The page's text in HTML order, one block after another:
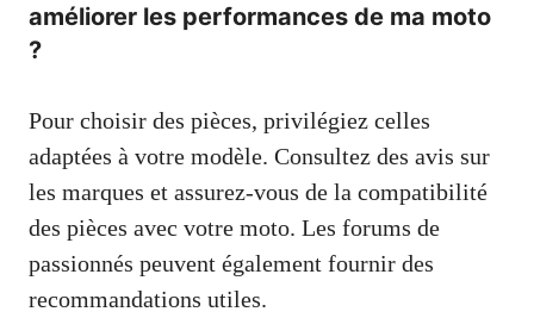
améliorer les performances de ma moto
?
Pour choisir des pièces, privilégiez celles
adaptées à votre modèle. Consultez des avis sur
les marques et assurez-vous de la compatibilité
des pièces avec votre moto. Les forums de
passionnés peuvent également fournir des
recommandations utiles.